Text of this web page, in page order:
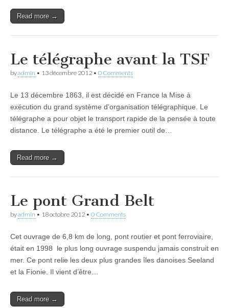
Read more →
Le télégraphe avant la TSF
byadmin • 13 décembre 2012 • 0 Comments
Le 13 décembre 1863, il est décidé en France la Mise à
exécution du grand système d’organisation télégraphique. Le
télégraphe a pour objet le transport rapide de la pensée à toute
distance. Le télégraphe a été le premier outil de…
Read more →
Le pont Grand Belt
byadmin • 18 octobre 2012 • 0 Comments
Cet ouvrage de 6,8 km de long, pont routier et pont ferroviaire,
était en 1998 le plus long ouvrage suspendu jamais construit en
mer. Ce pont relie les deux plus grandes îles danoises Seeland
et la Fionie. Il vient d’être…
Read more →